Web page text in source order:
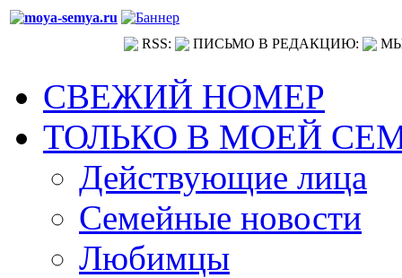
RSS: ПИСЬМО В РЕДАКЦИЮ:
СВЕЖИЙ НОМЕР
ТОЛЬКО В МОЕЙ
Действующие лица
Семейные новости
Любимцы